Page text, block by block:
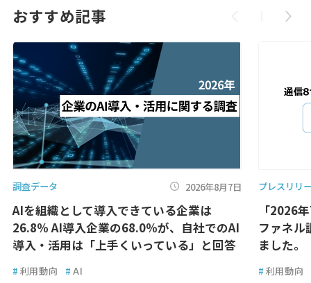
おすすめ記事
調査データ 2026年8月7日
AIを組織として導入できている企業は
26.8％ AI導入企業の68.0％が、自社でのAI
導入・活用は「上手くいっている」と回答
# 利用動向 # AI
プレスリリ
「2026
ファネル
ました。
# 利用動向